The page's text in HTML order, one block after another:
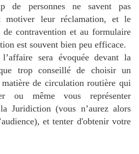
de personnes ne savent pas
motiver leur réclamation, et le
contravention et au formulaire
est souvent bien peu efficace.
sera évoquée devant la
trop conseillé de choisir un
de circulation routière qui
ou même vous représenter
Juridiction (vous n’aurez alors
et tenter d'obtenir votre